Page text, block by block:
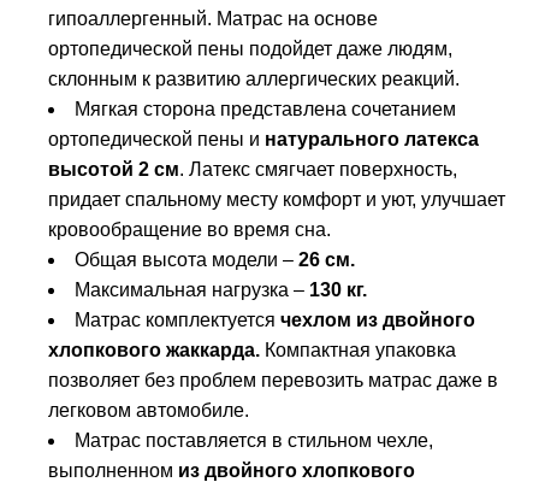
гипоаллергенный. Матрас на основе
ортопедической пены подойдет даже людям,
склонным к развитию аллергических реакций.
Мягкая сторона представлена сочетанием
ортопедической пены и натурального латекса
высотой 2 см. Латекс смягчает поверхность,
придает спальному месту комфорт и уют, улучшает
кровообращение во время сна.
Общая высота модели – 26 см.
Максимальная нагрузка – 130 кг.
Матрас комплектуется чехлом из двойного
хлопкового жаккарда. Компактная упаковка
позволяет без проблем перевозить матрас даже в
легковом автомобиле.
Матрас поставляется в стильном чехле,
выполненном из двойного хлопкового